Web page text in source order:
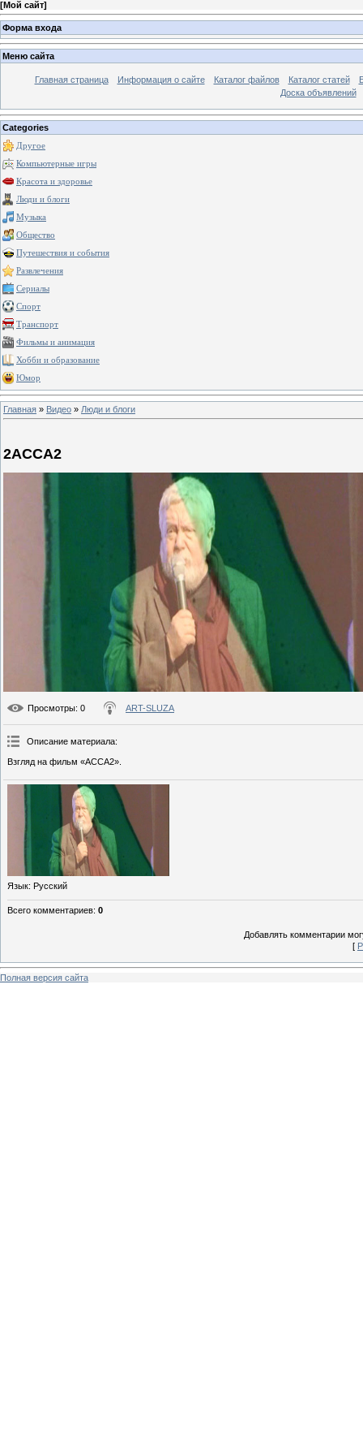
[Мой сайт]
Форма входа
Меню сайта
Главная страница Информация о сайте Каталог файлов Каталог статей
Доска объявлений
Categories
Другое
Компьютерные игры
Красота и здоровье
Люди и блоги
Музыка
Общество
Путешествия и события
Развлечения
Сериалы
Спорт
Транспорт
Фильмы и анимация
Хобби и образование
Юмор
Главная » Видео » Люди и блоги
2АССА2
Просмотры: 0 ART-SLUZA
Описание материала:
Взгляд на фильм «АССА2».
Язык: Русский
Всего комментариев: 0
Добавлять комментарии
[
Полная версия сайта